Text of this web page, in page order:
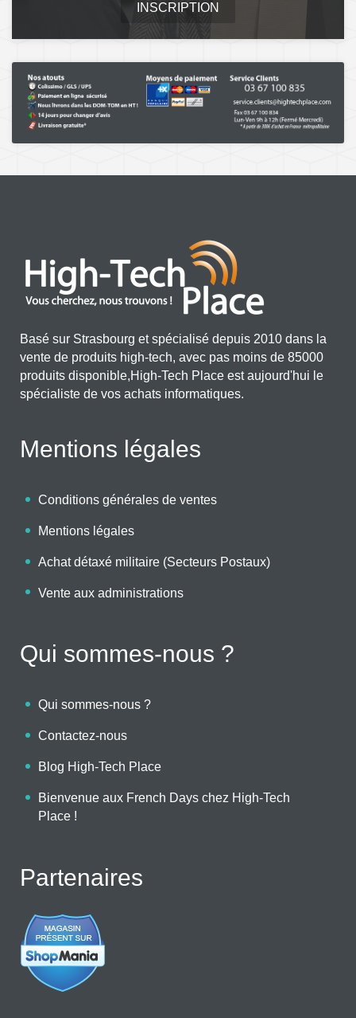
INSCRIPTION
Basé sur Strasbourg et spécialisé depuis 2010 dans la
vente de produits high-tech, avec pas moins de 85000
produits disponible,High-Tech Place est aujourd'hui le
spécialiste de vos achats informatiques.
Mentions légales
Conditions générales de ventes
Mentions légales
Achat détaxé militaire (Secteurs Postaux)
Vente aux administrations
Qui sommes-nous ?
Qui sommes-nous ?
Contactez-nous
Blog High-Tech Place
Bienvenue aux French Days chez High-Tech
Place !
Partenaires